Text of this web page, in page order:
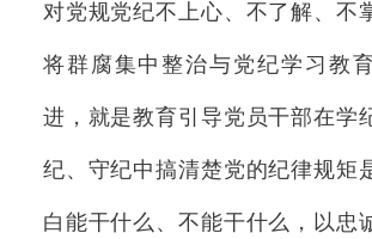
对党规党纪不上心、不了解、不
将群腐集中整治与党纪学习教
进，就是教育引导党员干部在学
纪、守纪中搞清楚党的纪律规矩
白能干什么、不能干什么，以忠